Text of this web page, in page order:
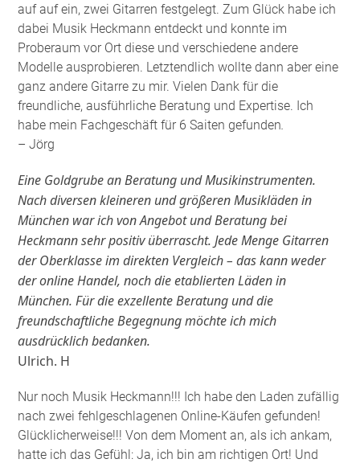
auf auf ein, zwei Gitarren festgelegt. Zum Glück habe ich
dabei Musik Heckmann entdeckt und konnte im
Proberaum vor Ort diese und verschiedene andere
Modelle ausprobieren. Letztendlich wollte dann aber eine
ganz andere Gitarre zu mir. Vielen Dank für die
freundliche, ausführliche Beratung und Expertise. Ich
habe mein Fachgeschäft für 6 Saiten gefunden
– Jörg
Eine Goldgrube an Beratung und Musikinstrumenten.
Nach diversen kleineren und größeren Musikläden in
München war ich von Angebot und Beratung bei
Heckmann sehr positiv überrascht. Jede Menge Gitarren
der Oberklasse im direkten Vergleich – das kann weder
der online Handel, noch die etablierten Läden in
München. Für die exzellente Beratung und die
freundschaftliche Begegnung möchte ich mich
ausdrücklich bedanken.
Ulrich. H
Nur noch Musik Heckmann!!! Ich habe den Laden zufällig
nach zwei fehlgeschlagenen Online-Käufen gefunden!
Glücklicherweise!!! Von dem Moment an, als ich ankam,
hatte ich das Gefühl: Ja, ich bin am richtigen Ort! Und